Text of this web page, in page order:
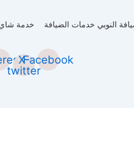
النوبي خدمات الضيافة خدمة
Facebook
X-
twitter